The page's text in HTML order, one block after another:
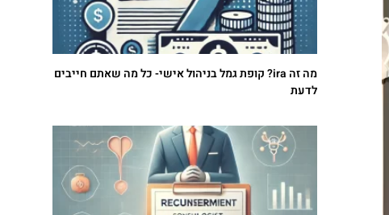
מה זה ira? קופת גמל בניהול אישי- כל מה שאתם חייבים
לדעת